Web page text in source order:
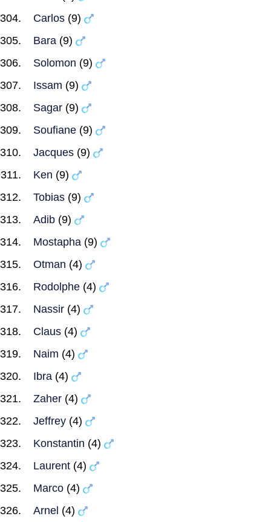
Carlos (9)
Bara (9)
Solomon (9)
Issam (9)
Sagar (9)
Soufiane (9)
Jacques (9)
Ken (9)
Tobias (9)
Adib (9)
Mostapha (9)
Otman (4)
Rodolphe (4)
Nassir (4)
Claus (4)
Naim (4)
Ibra (4)
Zaher (4)
Jeffrey (4)
Konstantin (4)
Laurent (4)
Marco (4)
Arnel (4)